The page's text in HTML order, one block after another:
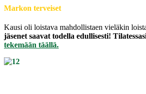
Markon terveiset
Kausi oli loistava mahdollistaen vieläkin
jäsenet saavat todella edullisesti!
tekemään täällä.